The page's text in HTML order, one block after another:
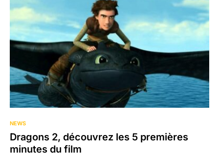
NEWS
Dragons 2, découvrez les 5 premières
minutes du film